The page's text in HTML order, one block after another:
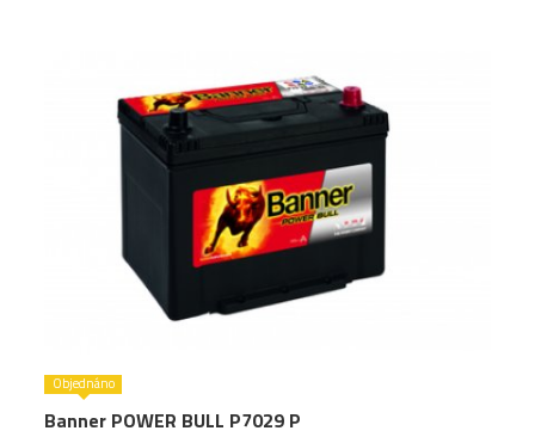
Objednáno
Banner POWER BULL P7029 P